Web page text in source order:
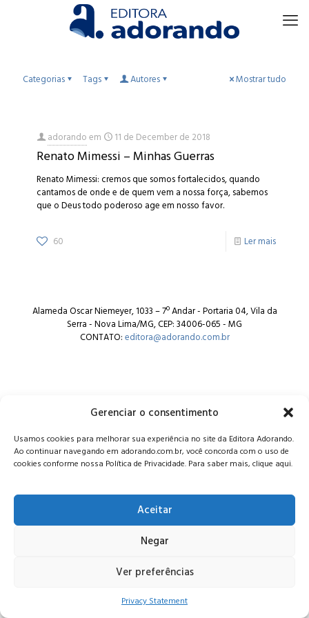
Gerenciar o consentimento
Usamos cookies para melhorar sua experiência no site da Editora Adorando.
Ao continuar navegando em adorando.com.br, você concorda com o uso de
cookies conforme nossa Política de Privacidade. Para saber mais, clique aqui.
Aceitar
Negar
Ver preferências
Privacy Statement
Categorias Tags Autores Mostrar tudo
adorandoem 11 de December de 2018
Renato Mimessi – Minhas Guerras
Renato Mimessi: cremos que somos fortalecidos, quando
cantamos de onde e de quem vem a nossa força, sabemos
que o Deus todo poderoso age em nosso favor.
60 Ler mais
Alameda Oscar Niemeyer, 1033 – 7º Andar - Portaria 04, Vila da
Serra - Nova Lima/MG, CEP: 34006-065 - MG
CONTATO:editora@adorando.com.br
© Editora Adorando 2026. Todos os direitos reservados.
Consulte nossapolítica de privacidade.